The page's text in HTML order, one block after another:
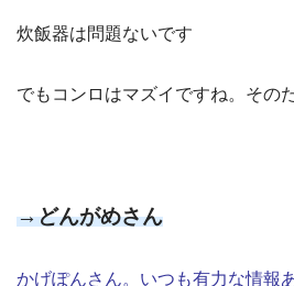
炊飯器は問題ないです
でもコンロはマズイですね。その
→どんがめさん
かげぽんさん。いつも有力な情報